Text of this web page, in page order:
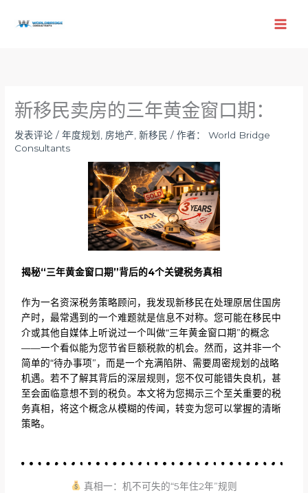
新移民卖房的三年黄金窗口期：
发表评论 /年度规划 , 房地产,新移民 / 作者：
World Bridge
Consultants
揭秘“三年黄金窗口期”背后的4个关键税务真相
作为一名资深税务策略顾问，我发现新移民在处理原居住国房
产时，最常遇到的一个难题就是信息不对称。您可能在移民中
介或其他自媒体上听说过一个叫做“三年黄金窗口期”的概念
——一个看似能为您节省巨额税款的机会。然而，这并非一个
简单的“待办事项”，而是一个充满陷阱、需要周密规划的战略
机遇。若不了解其背后的深层规则，您不仅可能错失良机，甚
至会面临意想不到的税负。本文将为您揭示三个至关重要的税
务真相，将这个概念从模糊的传闻，转变为您可以掌握的清晰
策略。
真相一：机不可失的“5年住2年”规则